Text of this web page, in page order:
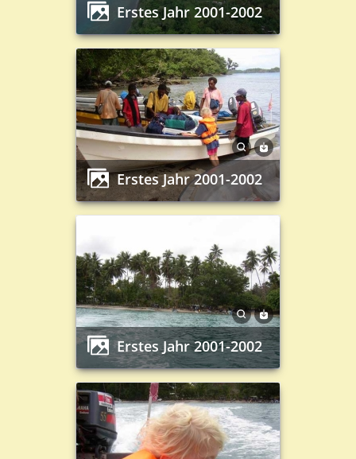
Erstes Jahr 2001-2002
Erstes Jahr 2001-2002
Erstes Jahr 2001-2002